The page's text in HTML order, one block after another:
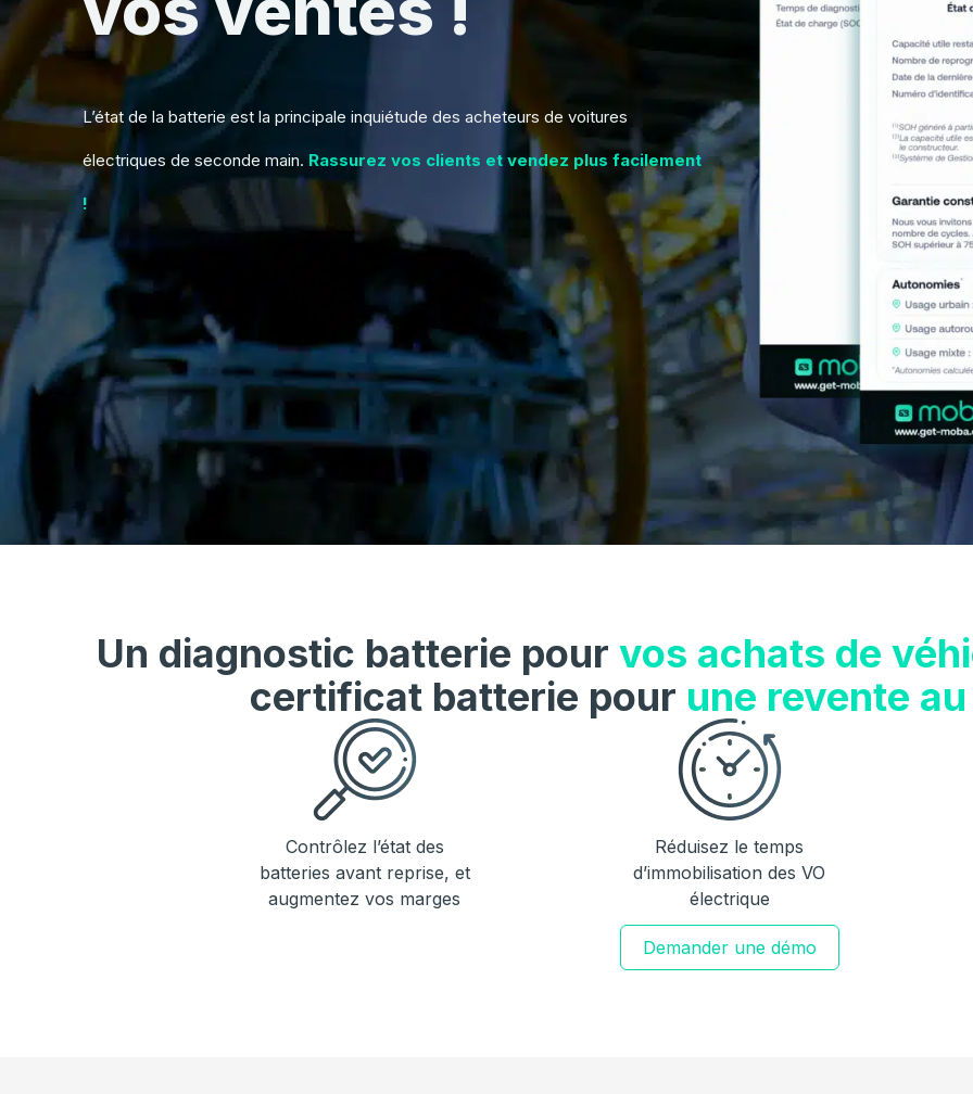
L’état de la batterie est la principale inquiétude des acheteurs de voitures
électriques de seconde main. Rassurez vos clients et vendez plus facilement
!
Un diagnostic batterie pour vos achats de
certificat batterie pour une revente
Contrôlez l’état des
batteries avant reprise, et
augmentez vos marges
Réduisez le temps
d’immobilisation des VO
électrique
Demander une démo